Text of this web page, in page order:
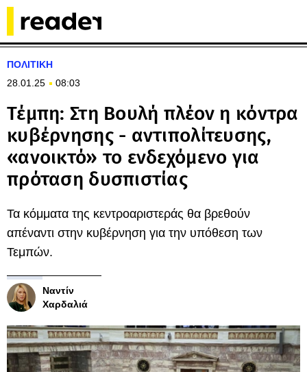
ΠΟΛΙΤΙΚΗ
28.01.25
08:03
Τέμπη: Στη Βουλή πλέον η κόντρα
κυβέρνησης - αντιπολίτευσης,
«ανοικτό» το ενδεχόμενο για
πρόταση δυσπιστίας
Τα κόμματα της κεντροαριστεράς θα βρεθούν
απέναντι στην κυβέρνηση για την υπόθεση των
Τεμπών.
Ναντίν
Χαρδαλιά